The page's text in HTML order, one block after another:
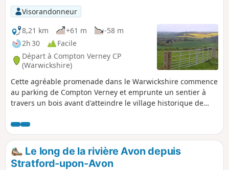
Visorandonneur
8,21 km
+61 m
-58 m
2h 30
Facile
Départ à Compton Verney CP
(Warwickshire)
Cette agréable promenade dans le Warwickshire commence
au parking de Compton Verney et emprunte un sentier à
travers un bois avant d'atteindre le village historique de
passe par les bassins de Compton, puis contourne Compton
Verney House en passant par Home Farm. Au carrefour,
continuez tout droit vers Lighthorne avant de revenir à
Compton Verney.
Le long de la rivière Avon depuis
Stratford-upon-Avon